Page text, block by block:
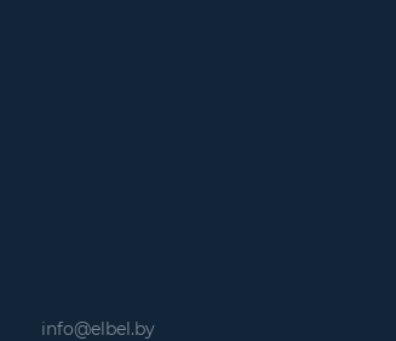
info@elbel.by